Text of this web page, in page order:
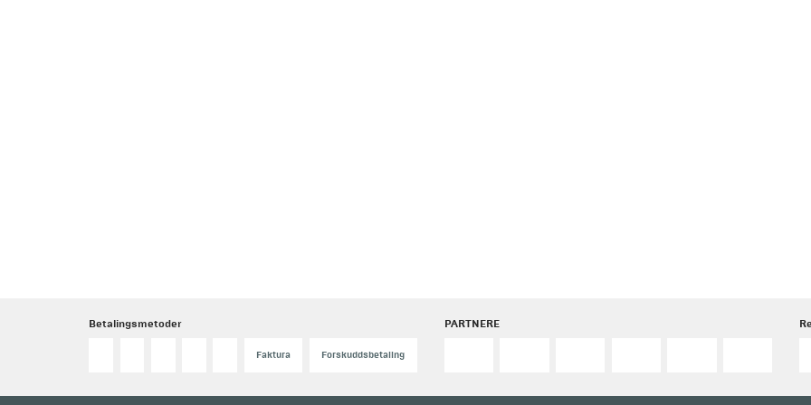
Betalingsmetoder
Faktura Forskuddsbetaling
PARTNERE